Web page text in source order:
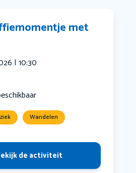
met
| 10:30
Wandelen
de activiteit